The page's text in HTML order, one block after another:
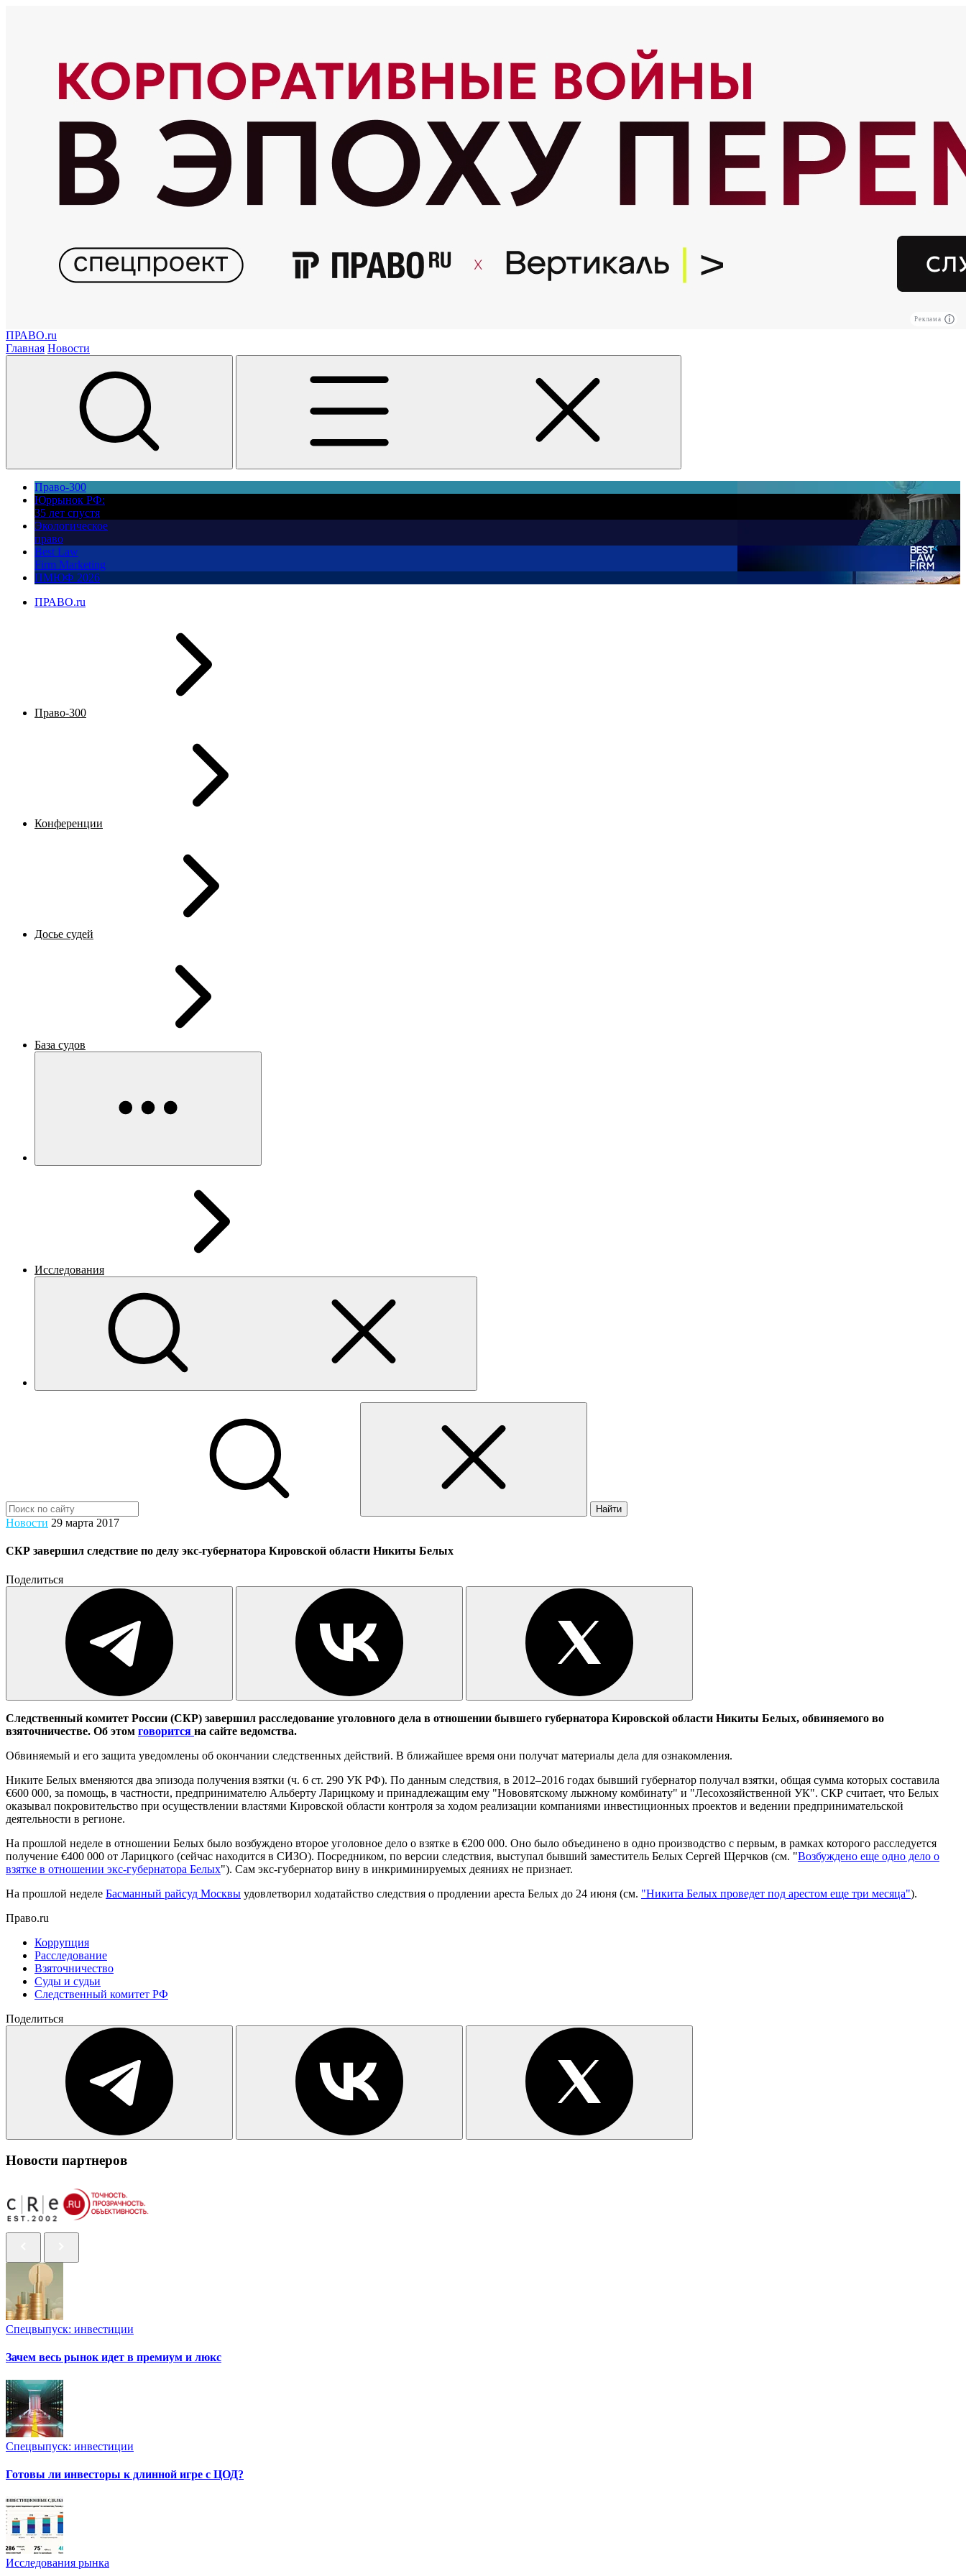
Реклама
ПРАВО.ru
Главная Новости
Право-300
Юррынок РФ:
35 лет спустя
Экологическое
право
Best Law
Firm Marketing
ПМЮФ 2026
ПРАВО.ru
Право-300
Конференции
Досье судей
База судов
Исследования
Найти
Новости 29 марта 2017
СКР завершил следствие по делу экс-губернатора Кировской области Никиты Белых
Поделиться
Следственный комитет России (СКР) завершил расследование уголовного дела в отношении бывшего губернатора Кировской области Никиты Белых, обвиняемого во
взяточничестве. Об этом говорится на сайте ведомства.
Обвиняемый и его защита уведомлены об окончании следственных действий. В ближайшее время они получат материалы дела для ознакомления.
Никите Белых вменяются два эпизода получения взятки (ч. 6 ст. 290 УК РФ). По данным следствия, в 2012–2016 годах бывший губернатор получал взятки, общая сумма которых составила
€600 000, за помощь, в частности, предпринимателю Альберту Ларицкому и принадлежащим ему "Нововятскому лыжному комбинату" и "Лесохозяйственной УК". СКР считает, что Белых
оказывал покровительство при осуществлении властями Кировской области контроля за ходом реализации компаниями инвестиционных проектов и ведении предпринимательской
деятельности в регионе.
На прошлой неделе в отношении Белых было возбуждено второе уголовное дело о взятке в €200 000. Оно было объединено в одно производство с первым, в рамках которого расследуется
получение €400 000 от Ларицкого (сейчас находится в СИЗО). Посредником, по версии следствия, выступал бывший заместитель Белых Сергей Щерчков (см. "Возбуждено еще одно дело о
взятке в отношении экс-губернатора Белых"). Сам экс-губернатор вину в инкриминируемых деяниях не признает.
На прошлой неделе Басманный райсуд Москвы удовлетворил ходатайство следствия о продлении ареста Белых до 24 июня (см. "Никита Белых проведет под арестом еще три месяца").
Право.ru
Коррупция
Расследование
Взяточничество
Суды и судьи
Следственный комитет РФ
Поделиться
Новости партнеров
Спецвыпуск: инвестиции
Зачем весь рынок идет в премиум и люкс
Спецвыпуск: инвестиции
Готовы ли инвесторы к длинной игре с ЦОД?
Исследования рынка